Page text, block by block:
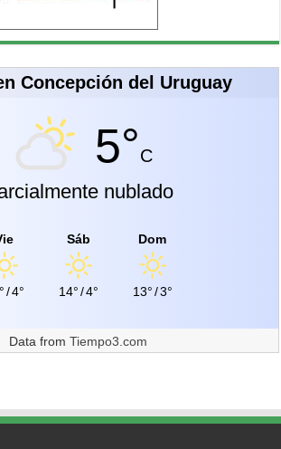
Concepción del Uruguay
5°C
nublado
/4°
Sáb
14°/4°
Dom
13°/3°
Data fromTiempo3.com